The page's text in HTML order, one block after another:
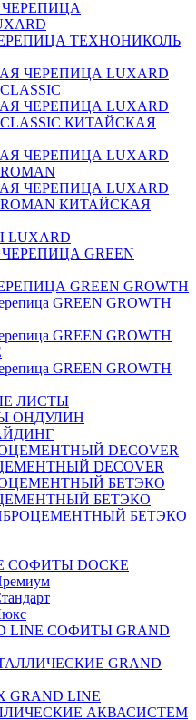
ТЕХНОНИКОЛЬ
ЧЕРЕПИЦА LUXARD
ЧЕРЕПИЦА LUXARD
КИТАЙСКАЯ
ЧЕРЕПИЦА LUXARD
ЧЕРЕПИЦА LUXARD
КИТАЙСКАЯ
GREEN GROWTH
GREEN GROWTH
GREEN GROWTH
GREEN GROWTH
ЛИСТЫ
ОНДУЛИН
DECOVER
БЕТЭКО
БЕТЭКО
СОФИТЫ DOCKE
СОФИТЫ GRAND
GRAND
LINE